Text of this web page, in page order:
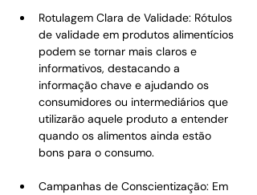
Rotulagem Clara de Validade: Rótulos
de validade em produtos alimentícios
podem se tornar mais claros e
informativos, destacando a
informação chave e ajudando os
consumidores ou intermediários que
utilizarão aquele produto a entender
quando os alimentos ainda estão
bons para o consumo.
Campanhas de Conscientização: Em